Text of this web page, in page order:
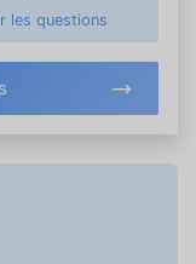
les questions